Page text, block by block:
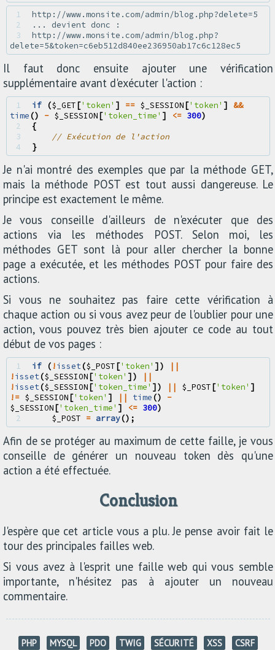
1
2
3
http://www.monsite.com/admin/blog.php?
Il faut donc ensuite ajouter une vérification
supplémentaire avant d'exécuter l'action :
1 if ($_GET ['token' ] == $_SESSION ['token' ] &&
time() - $_SESSION ['token_time' ] <= 300)
2
{
3
// Exécution de l'action
4
}
Je n'ai montré des exemples que par la méthode GET,
mais la méthode POST est tout aussi dangereuse. Le
principe est exactement le même.
Je vous conseille d'ailleurs de n'exécuter que des
actions via les méthodes POST. Selon moi, les
méthodes GET sont là pour aller chercher la bonne
page a exécutée, et les méthodes POST pour faire des
actions.
Si vous ne souhaitez pas faire cette vérification à
chaque action ou si vous avez peur de l'oublier pour une
action, vous pouvez très bien ajouter ce code au tout
début de vos pages :
1 if ( !isset($_POST ['token' ])
||
!isset($_SESSION ['token' ])
||
!isset($_SESSION ['token_time' ]) || $_POST ['token' ]
!= $_SESSION ['token' ] || time()
-
$_SESSION ['token_time' ] <= 300)
2
$_POST = array();
Afin de se protéger au maximum de cette faille, je vous
conseille de générer un nouveau token dès qu'une
action a été effectuée.
Conclusion
J'espère que cet article vous a plu. Je pense avoir fait le
tour des principales failles web.
Si vous avez à l'esprit une faille web qui vous semble
importante, n'hésitez pas à ajouter un nouveau
commentaire.
PHP MYSQL PDO TWIG SÉCURITÉ XSS
CSRF